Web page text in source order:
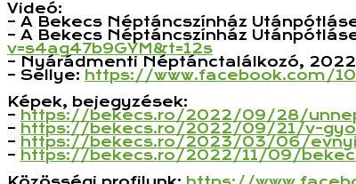
Videó:
– A Bekecs Néptáncszínház
– A Bekecs Néptáncszínház
v=s4ag47b9GYM&t=12s
– Nyárádmenti Néptánctalálkozó,
– Sellye: https://www.facebook.com/
Képek, bejegyzések:
– https://bekecs.ro/2022/09/28/
– https://bekecs.ro/2022/09/21/v-
– https://bekecs.ro/2023/03/06/
– https://bekecs.ro/2022/11/09/